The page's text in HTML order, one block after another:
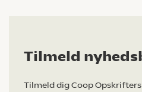
Tilmeld
Tilmeld dig Coop